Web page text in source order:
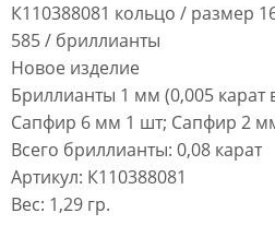
К110388081 кольцо / размер
585 / бриллианты
Новое изделие
Бриллианты 1 мм (0,005 карат
Сапфир 6 мм 1 шт; Сапфир 2
Всего бриллианты: 0,08 карат
Артикул: К110388081
Вес: 1,29 гр.